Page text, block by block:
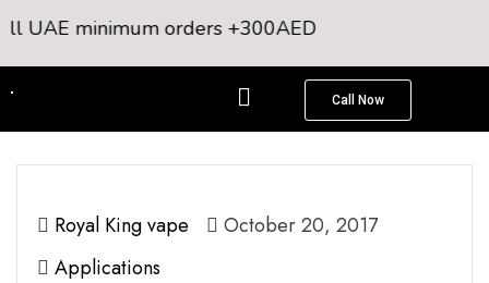
minimum orders +300AED
Call Now
Royal King vape
October 20, 2017
Applications